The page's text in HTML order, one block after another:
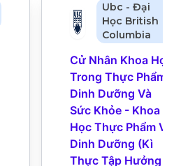
Ubc - Đại
Học British
Columbia
Cử Nhân Khoa Học
Trong Thực Phẩm,
Dinh Dưỡng Và
Sức Khỏe - Khoa
Học Thực Phẩm Và
Dinh Dưỡng (Kì
Thực Tập Hưởng